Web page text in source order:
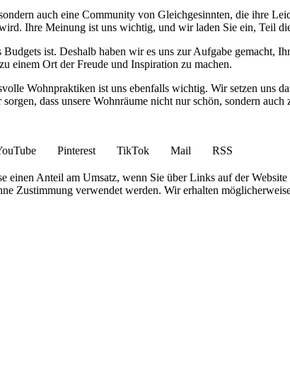
auch eine Community von Gleichgesinnten, die ihre
Ihre Meinung ist uns wichtig, und wir laden Sie ein, Teil
ist. Deshalb haben wir es uns zur Aufgabe gemacht,
einem Ort der Freude und Inspiration zu machen.
Wohnpraktiken ist uns ebenfalls wichtig. Wir setzen uns
dass unsere Wohnräume nicht nur schön, sondern
Pinterest TikTok Mail
RSS
Anteil am Umsatz, wenn Sie über Links auf der Website
Zustimmung verwendet werden. Wir erhalten